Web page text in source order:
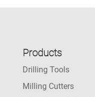
Products
Drilling Tools
Milling Cutters